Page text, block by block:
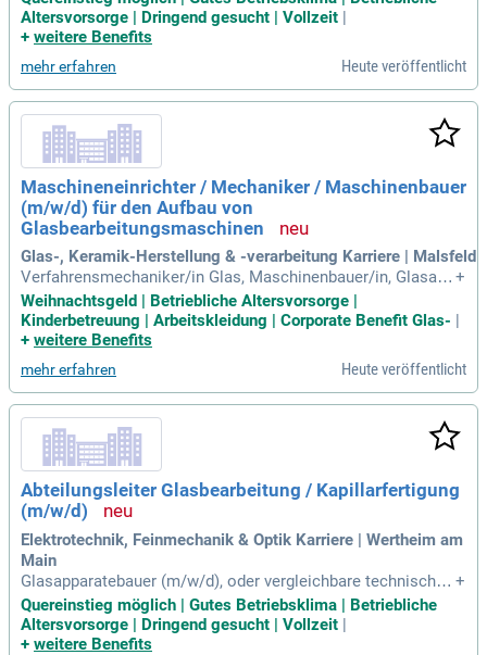
ehr gutem technischen Verständnis sind willkommen; Fundi
ertes Verständnis für Produktionsprozesse sowie Erfahrung
Altersvorsorge | Dringend gesucht | Vollzeit |
+ weitere Benefits
mehr erfahren Heute veröffentlicht
Maschineneinrichter / Mechaniker / Maschinenbauer
(m/w/d) für den Aufbau von
Glasbearbeitungsmaschinen
Glas-, Keramik-Herstellung & -verarbeitung Karriere | Malsfeld
Verfahrensmechaniker/in Glas, Maschinenbauer/in, Glasapp
aratebauer/in); Technisches Verständnis und sicheres Lese
n von Zeichnungen und Dokumentationen; Erste Berufserfah
rung im Produktionsumfeld; Idealerweise Kenntnisse im Ber
+
Weihnachtsgeld | Betriebliche Altersvorsorge |
Kinderbetreuung | Arbeitskleidung | Corporate Benefit Glas-
+ weitere Benefits
mehr erfahren Heute veröffentlicht
Abteilungsleiter Glasbearbeitung / Kapillarfertigung
(m/w/d)
Elektrotechnik, Feinmechanik & Optik Karriere | Wertheim am
Main
Glasapparatebauer (m/w/d), oder vergleichbare technische
Qualifikation; auch engagierte Quereinsteiger (m/w/d) mit s
ehr gutem technischen Verständnis sind willkommen; Fundi
ertes Verständnis für Produktionsprozesse sowie Erfahrung
+
Quereinstieg möglich | Gutes Betriebsklima | Betriebliche
Altersvorsorge | Dringend gesucht | Vollzeit |
+ weitere Benefits